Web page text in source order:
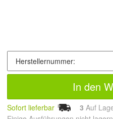
In den
Sofort lieferbar 3 Auf